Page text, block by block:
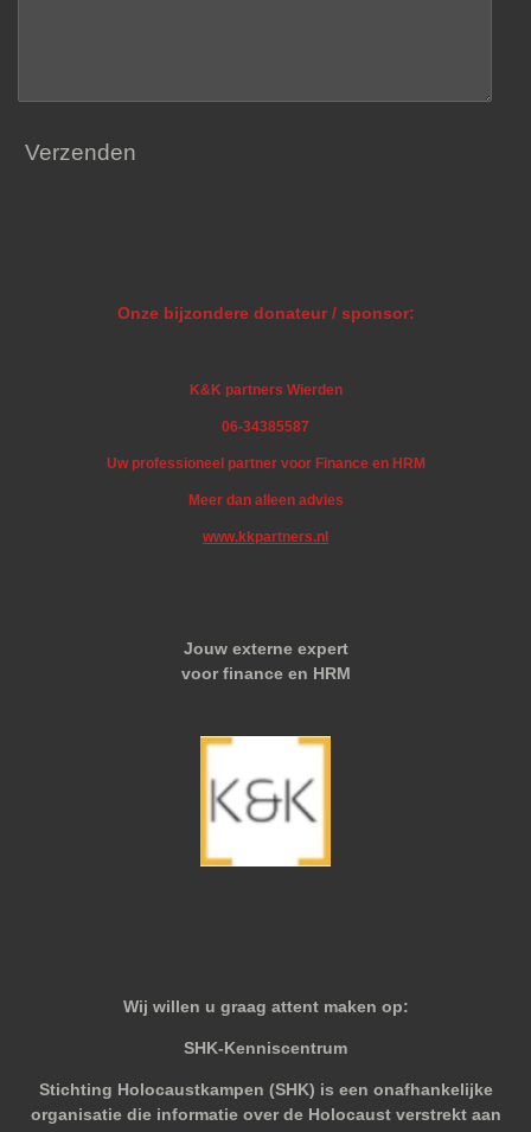
Verzenden
Onze bijzondere donateur / sponsor:
K&K partners Wierden
06-34385587
Uw professioneel partner voor Finance en HRM
Meer dan alleen advies
www.kkpartners.nl
Jouw externe expert
voor finance en HRM
Wij willen u graag attent maken op:
SHK-Kenniscentrum
Stichting Holocaustkampen (SHK) is een onafhankelijke
organisatie die informatie over de Holocaust verstrekt aan